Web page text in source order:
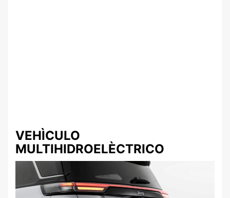
VEHÌCULO
MULTIHIDROELÈCTRICO